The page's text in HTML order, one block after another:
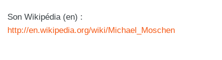
Son Wikipédia (en) :
http://en.wikipedia.org/wiki/Michael_Moschen